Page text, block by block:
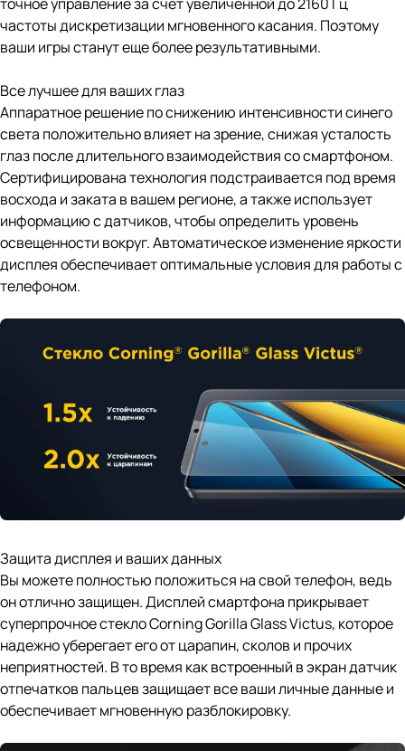
частоты дискретизации мгновенного касания. Поэтому
ваши игры станут еще более результативными.
Все лучшее для ваших глаз
Аппаратное решение по снижению интенсивности синего
света положительно влияет на зрение, снижая усталость
глаз после длительного взаимодействия со смартфоном.
Сертифицирована технология подстраивается под время
восхода и заката в вашем регионе, а также использует
информацию с датчиков, чтобы определить уровень
освещенности вокруг. Автоматическое изменение яркости
дисплея обеспечивает оптимальные условия для работы с
телефоном.
Защита дисплея и ваших данных
Вы можете полностью положиться на свой телефон, ведь
он отлично защищен. Дисплей смартфона прикрывает
суперпрочное стекло Corning Gorilla Glass Victus, которое
надежно уберегает его от царапин, сколов и прочих
неприятностей. В то время как встроенный в экран датчик
отпечатков пальцев защищает все ваши личные данные и
обеспечивает мгновенную разблокировку.